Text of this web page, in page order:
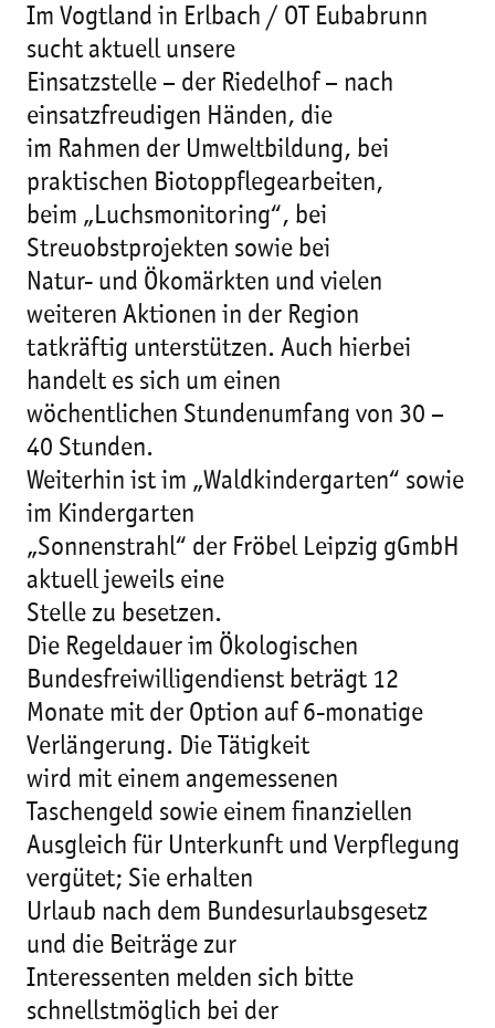
Im Vogtland in Erlbach / OT Eubabrunn
sucht aktuell unsere
Einsatzstelle – der Riedelhof – nach
einsatzfreudigen Händen, die
im Rahmen der Umweltbildung, bei
praktischen Biotoppflegearbeiten,
beim „Luchsmonitoring“, bei
Streuobstprojekten sowie bei
Natur- und Ökomärkten und vielen
weiteren Aktionen in der Region
tatkräftig unterstützen. Auch hierbei
handelt es sich um einen
wöchentlichen Stundenumfang von 30 –
40 Stunden.
Weiterhin ist im „Waldkindergarten“ sowie
im Kindergarten
„Sonnenstrahl“ der Fröbel Leipzig gGmbH
aktuell jeweils eine
Stelle zu besetzen.
Die Regeldauer im Ökologischen
Bundesfreiwilligendienst beträgt 12
Monate mit der Option auf 6-monatige
Verlängerung. Die Tätigkeit
wird mit einem angemessenen
Taschengeld sowie einem finanziellen
Ausgleich für Unterkunft und Verpflegung
vergütet; Sie erhalten
Urlaub nach dem Bundesurlaubsgesetz
und die Beiträge zur
Interessenten melden sich bitte
schnellstmöglich bei der